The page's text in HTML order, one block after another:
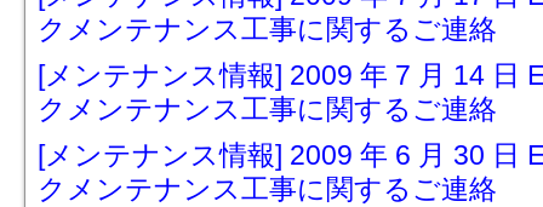
クメンテナンス工事に関するご連絡
[メンテナンス情報] 2009 年 7 月 14 日
クメンテナンス工事に関するご連絡
[メンテナンス情報] 2009 年 6 月 30 日
クメンテナンス工事に関するご連絡